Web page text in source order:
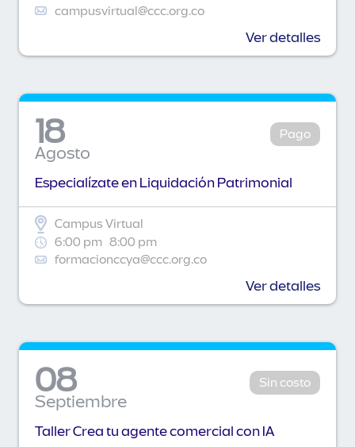
campusvirtual@ccc.org.co
Ver detalles
18
Agosto
Pago
Especialízate en Liquidación Patrimonial
Campus Virtual
6:00 pm 8:00 pm
formacionccya@ccc.org.co
Ver detalles
08
Septiembre
Sin costo
Taller Crea tu agente comercial con IA